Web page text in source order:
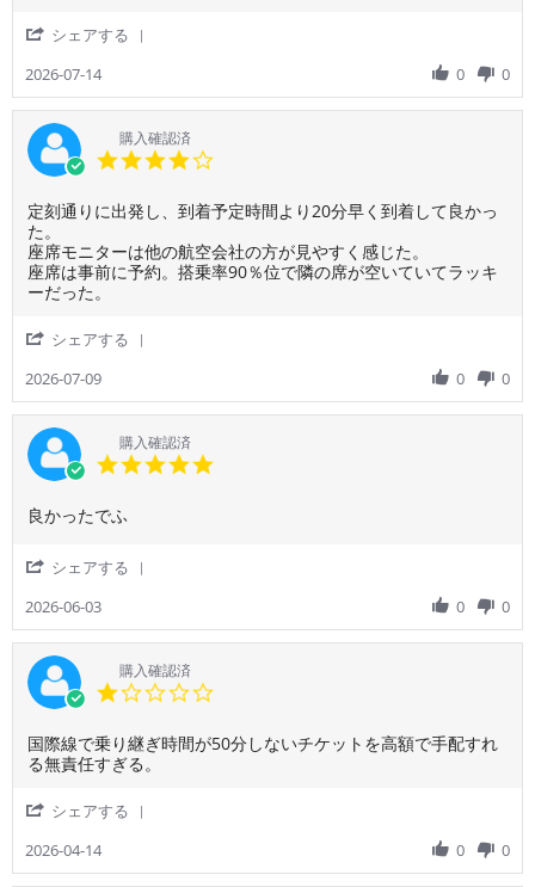
が
古
く
リ
ラ
ッ
ク
ス
る
事
が
で
き
か
っ
た。
モ
ニ
タ
ー
の
ー
ス
も
十
分
で
扱
い
く
か
っ
た。
特
不
満
シェアする
by
ご
利
用
者
on
Jul
2026
2026-07-14 0 0
購入確認済
Review
by
ご
利
用
様
on
9
Jul
2026
review
stating
定
刻
通
に
出
発
し、
到
着
予
定
間
り
20
早
く
到
着
し
良
か
っ
た。
座
モ
ニ
定刻通りに出発し、到着予定時間より20分早く到着して良かっ
た。
座席モニターは他の航空会社の方が見やすく感じた。
座席は事前に予約。搭乗率90％位で隣の席が空いていてラッキ
ーだった。
シェアする
by
ご
利
用
者
2026-07-09 0 0
購入確認済
Review
ご
利
者
様
on
3
Jun
2026
review
良
か
た
で
ふ
良かったでふ
シェアする
by
ご
利
用
者
on
2026-06-03 0 0
購入確認済
Review
by
利
用
者
様
review
stating
際
線
で
乗
国際線で乗り継ぎ時間が50分しないチケットを高額で手配すれ
る無責任すぎる。
シェアする
by
2026-04-14 0 0